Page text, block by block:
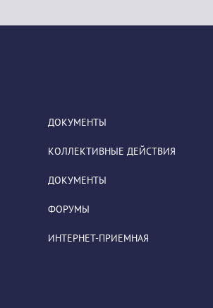
ДОКУМЕНТЫ
КОЛЛЕКТИВНЫЕ ДЕЙСТВИЯ
ДОКУМЕНТЫ
ФОРУМЫ
ИНТЕРНЕТ-ПРИЕМНАЯ